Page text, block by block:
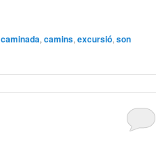
caminada,camins,excursió,son